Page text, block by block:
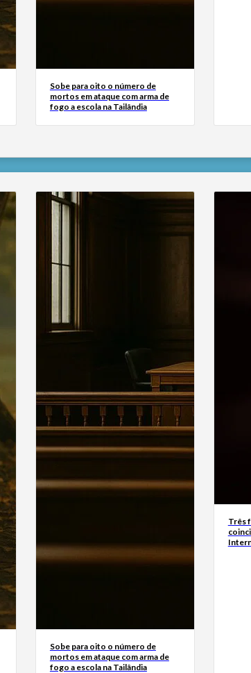
Sobe para oito o número de
mortos em ataque com arma de
fogo a escola na Tailândia
Sobe para oito o número de
mortos em ataque com arma de
fogo a escola na Tailândia
Três